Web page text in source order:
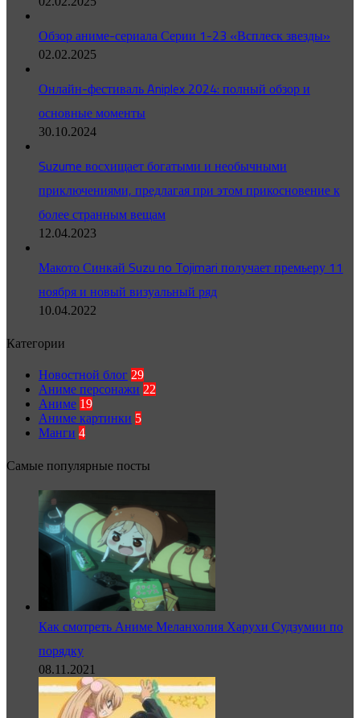
Обзор аниме-сериала Серии 1-23 «Всплеск звезды»
02.02.2025
Онлайн-фестиваль Aniplex 2024: полный обзор и
основные моменты
30.10.2024
Suzume восхищает богатыми и необычными
приключениями, предлагая при этом прикосновение к
более странным вещам
12.04.2023
Макото Синкай Suzu no Tojimari получает премьеру 11
ноября и новый визуальный ряд
10.04.2022
Категории
Новостной блог 29
Аниме персонажи 22
Аниме 19
Аниме картинки 5
Манги 4
Самые популярные посты
Как смотреть Аниме Меланхолия Харухи Судзумии по
порядку
08.11.2021